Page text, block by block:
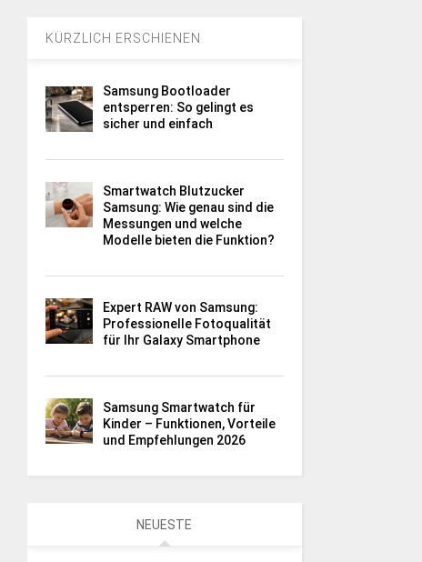
KÜRZLICH ERSCHIENEN
Samsung Bootloader
entsperren: So gelingt es
sicher und einfach
Smartwatch Blutzucker
Samsung: Wie genau sind die
Messungen und welche
Modelle bieten die Funktion?
Expert RAW von Samsung:
Professionelle Fotoqualität
für Ihr Galaxy Smartphone
Samsung Smartwatch für
Kinder – Funktionen, Vorteile
und Empfehlungen 2026
NEUESTE